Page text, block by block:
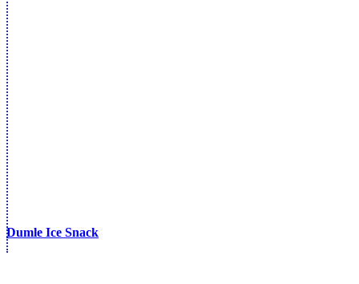
Dumle Ice Snack